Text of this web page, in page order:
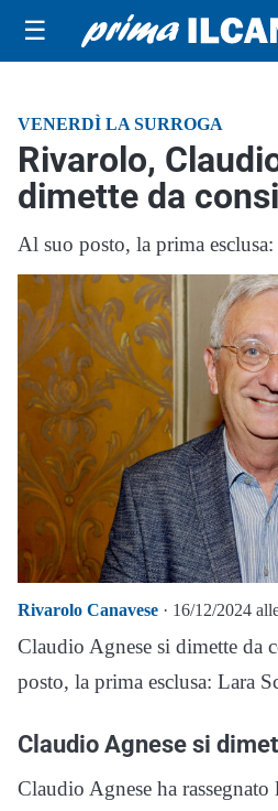
☰
VENERDÌ LA SURROGA
Rivarolo,
dimette da
Al suo posto, la prima
Rivarolo Canavese · 16/12/2024
Claudio Agnese si dimette da
posto, la prima esclusa: Lara
Claudio Agnese si
Claudio Agnese ha